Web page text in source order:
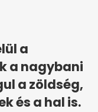
a
a nagybani
a zöldség,
és a hal is.